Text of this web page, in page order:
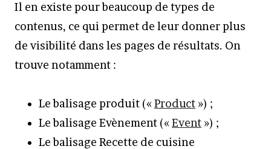
Il en existe pour beaucoup de types de
contenus, ce qui permet de leur donner plus
de visibilité dans les pages de résultats. On
trouve notamment :
Le balisage produit (« Product ») ;
Le balisage Evènement (« Event ») ;
Le balisage Recette de cuisine